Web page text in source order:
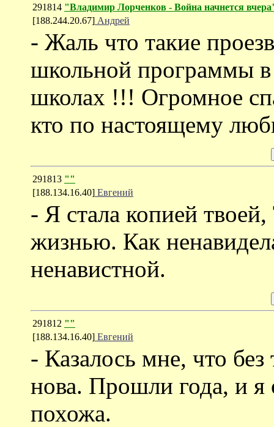
291814 "Владимир Лорченков - Война начнется
[188.244.20.67] Андрей
- Жаль что такие
школьной программы
школах !!! Огромное
кто по настоящему
291813 ""
[188.134.16.40] Евгений
- Я стала копией
жизнью. Как
ненавистной.
291812 ""
[188.134.16.40] Евгений
- Казалось мне, что без
нова. Прошли года, и я
похожа.